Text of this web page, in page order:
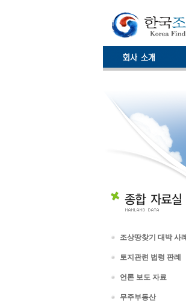
조상땅찾기 대박 사례
토지관련 법령 판례
언론 보도 자료
무주부동산